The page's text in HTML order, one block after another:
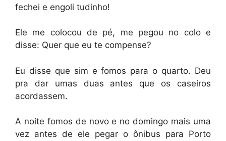
fechei e engoli tudinho!
Ele me colocou de pé, me pegou no colo e
disse: Quer que eu te compense?
Eu disse que sim e fomos para o quarto. Deu
pra dar umas duas antes que os caseiros
acordassem.
A noite fomos de novo e no domingo mais uma
vez antes de ele pegar o ônibus para Porto